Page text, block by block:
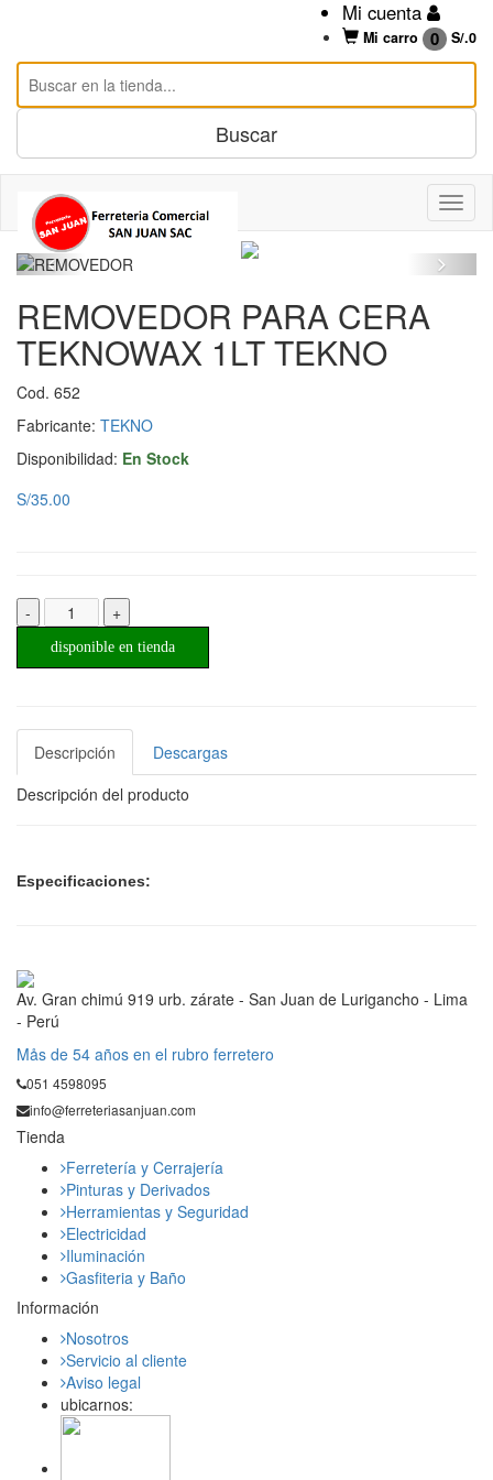
Mi cuenta
Mi carro 0 S/.0
REMOVEDOR PARA CERA
TEKNOWAX 1LT TEKNO
Cod. 652
Fabricante: TEKNO
Disponibilidad: En Stock
S/35.00
- +
disponible en tienda
Descripción
Descargas
Descripción del producto
Especificaciones:
Av. Gran chimú 919 urb. zárate - San Juan de Lurigancho - Lima
- Perú
Mås de 54 años en el rubro ferretero
051 4598095
info@ferreteriasanjuan.com
Tienda
Ferretería y Cerrajería
Pinturas y Derivados
Herramientas y Seguridad
Electricidad
Iluminación
Gasfiteria y Baño
Información
Nosotros
Servicio al cliente
Aviso legal
ubicarnos: